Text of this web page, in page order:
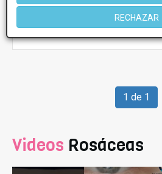
RECHAZAR
Más información
1 de 1
Videos Rosáceas